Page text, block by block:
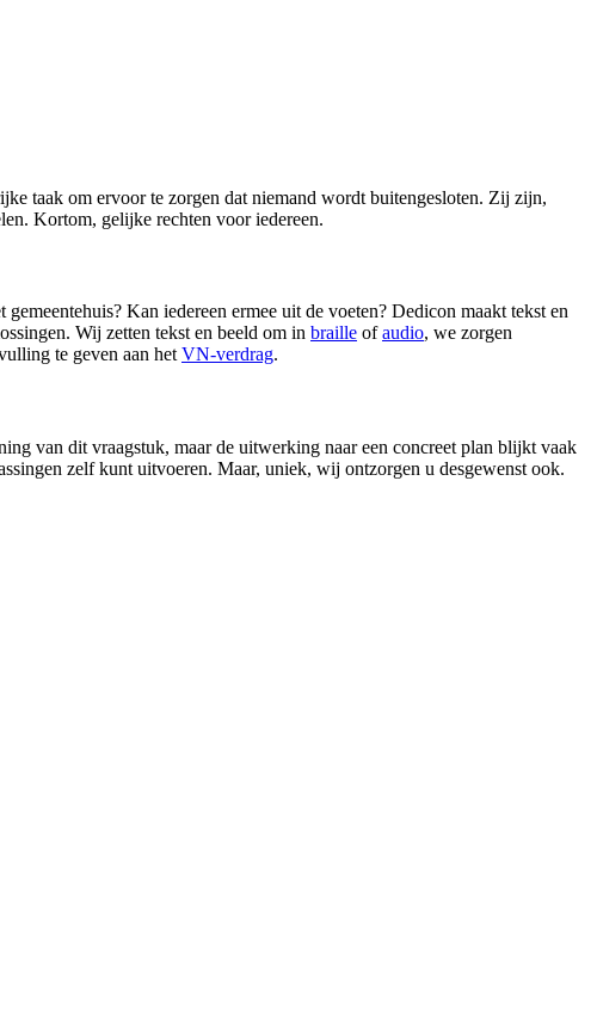
taak om ervoor te zorgen dat niemand wordt buitengesloten. Zij zijn,
Kortom, gelijke rechten voor iedereen.
Kan iedereen ermee uit de voeten? Dedicon maakt tekst en
Wij zetten tekst en beeld om in braille ofaudio, we zorgen
te geven aan het VN-verdrag.
van dit vraagstuk, maar de uitwerking naar een concreet plan blijkt vaak
zelf kunt uitvoeren. Maar, uniek, wij ontzorgen u desgewenst ook.